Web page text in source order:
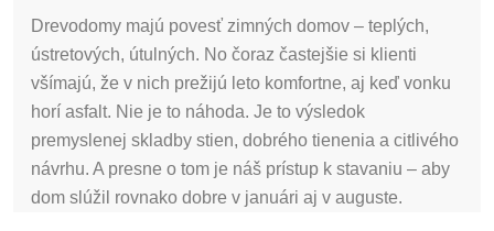
Drevodomy majú povesť zimných domov – teplých,
ústretových, útulných. No čoraz častejšie si klienti
všímajú, že v nich prežijú leto komfortne, aj keď vonku
horí asfalt. Nie je to náhoda. Je to výsledok
premyslenej skladby stien, dobrého tienenia a citlivého
návrhu. A presne o tom je náš prístup k stavaniu – aby
dom slúžil rovnako dobre v januári aj v auguste.